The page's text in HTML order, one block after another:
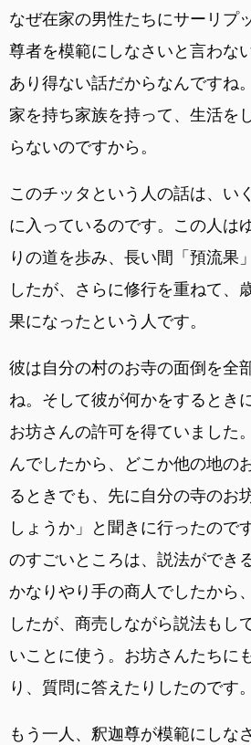
なぜ在家の男性たちにサーリプ
尊者を模範にしなさいと言わな
あり得ない話だからなんですね
家を持ち家族を持って、生活を
らないのですから。
このチッタという人の話は、い
に入っているのです。この人は
りの道を歩み、長い間「預流果
したが、さらに修行を重ねて、
果になったという人です。
彼は自分の村のお寺の面倒を全
ね。そして彼が何かをするとき
お坊さんの許可を得ていました
んでしたから、どこか他の地の
るときでも、先に自分の寺のお
しょうか」と聞きに行ったので
のすごいところは、説法ができ
かなりやり手の商人でしたから
したが、商売しながら説法もし
いことに使う。お坊さんたちに
り、質問に答えたりしたのです。
もう一人、釈迦尊が模範にしな